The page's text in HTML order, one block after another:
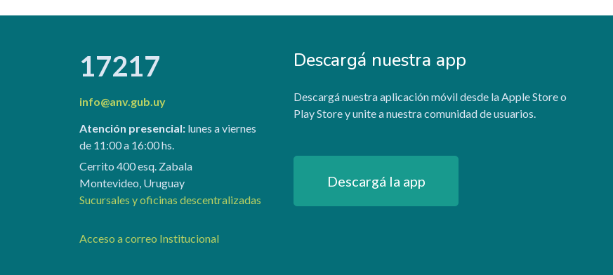
17217
info@anv.gub.uy
Atención presencial:lunes a viernes
de 11:00 a 16:00 hs.
Cerrito 400 esq. Zabala
Montevideo, Uruguay
Sucursales y oficinas descentralizadas
Acceso a correo Institucional
Descargá nuestra app
Descargá nuestra aplicación móvil desde la Apple Store o
Play Store y unite a nuestra comunidad de usuarios.
Descargá la app